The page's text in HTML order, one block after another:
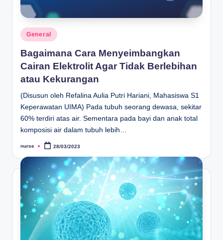
Posted
in
General
Bagaimana Cara Menyeimbangkan
Cairan Elektrolit Agar Tidak Berlebihan
atau Kekurangan
(Disusun oleh Refalina Aulia Putri Hariani, Mahasiswa S1
Keperawatan UIMA) Pada tubuh seorang dewasa, sekitar
60% terdiri atas air. Sementara pada bayi dan anak total
komposisi air dalam tubuh lebih…
Posted
nurse 28/03/2023